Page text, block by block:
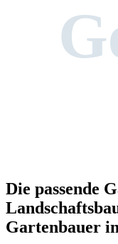
Die passende
Gartenbauer